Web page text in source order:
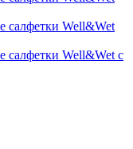
Well&Wet
Well&Wet с